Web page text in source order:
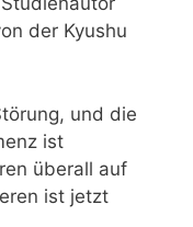
der Kyushu
und die
ist
überall auf
ist jetzt